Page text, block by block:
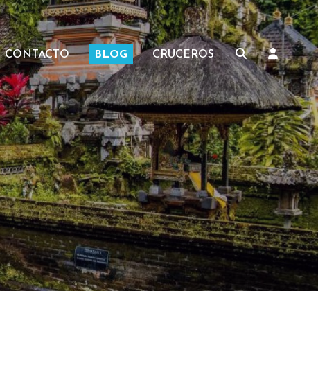
CONTACTO BLOG CRUCEROS